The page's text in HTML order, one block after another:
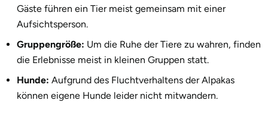
Gäste führen ein Tier meist gemeinsam mit einer
Aufsichtsperson.
Gruppengröße: Um die Ruhe der Tiere zu wahren, finden
die Erlebnisse meist in kleinen Gruppen statt.
Hunde: Aufgrund des Fluchtverhaltens der Alpakas
können eigene Hunde leider nicht mitwandern.
Öhringen